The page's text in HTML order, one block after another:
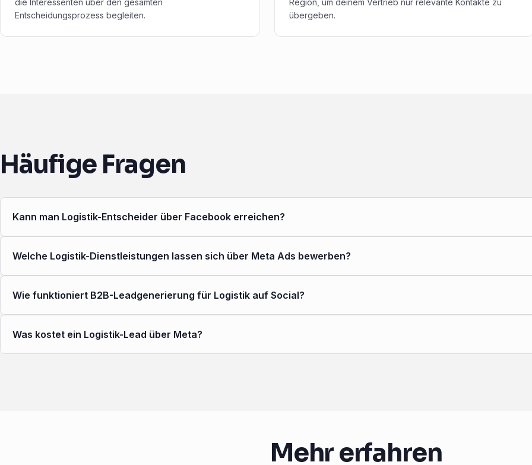
die Interessenten über den gesamten
Entscheidungsprozess begleiten.
Region, um deinem Vertrieb nur relevante Kontakte zu
übergeben.
Häufige Fragen
Kann man Logistik-Entscheider über Facebook erreichen?
Welche Logistik-Dienstleistungen lassen sich über Meta Ads bewerben?
Wie funktioniert B2B-Leadgenerierung für Logistik auf Social?
Was kostet ein Logistik-Lead über Meta?
Mehr erfahren